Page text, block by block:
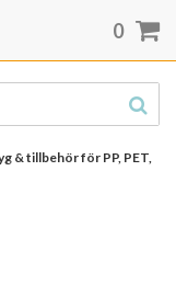
& tillbehör för PP, PET,
0